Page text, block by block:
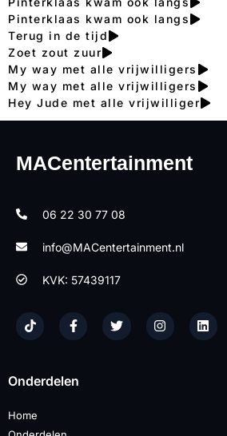
Pinterklaas kwam ook langs
Terug in de tijd
Zoet zout zuur
My way met alle vrijwilligers
My way met alle vrijwilligers
Hey Jude met alle vrijwilliger
MACentertainment
06 22 30 77 08
info@MACentertainment.nl
KVK: 57439117
Onderdelen
Home